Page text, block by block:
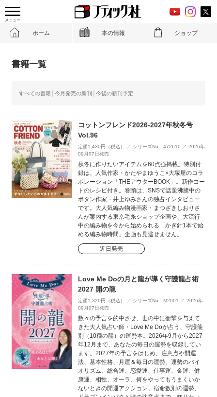
メニュー
ホーム 本の情報 ショップ
書籍一覧
すべての書籍 今月発売の新刊 今後の新刊予定
コットンフレンド2026-2027年秋冬号
Vol.96
定価1,430円（税込） ／ シリーズNo：472610 ／ 2026年
09月07日発売
秋冬に作りたいアイテムを60点強掲載。特別付
録は、人気作家・かたやまゆうこ×大塚屋のコラ
ボレーション「THEアウターBOOK」。新作コー
トのレシピ付き。巻頭は、SNSで話題沸騰中の
ボタン作家・井上ゆみさんの独占インタビュー
です。大人気編み物漫画家・まつざきしおりさ
んが案内する東京毛糸ショップ企画や、大流行
中の編み物を今から始められる「かぎ針1本で始
める編み物時間」企画も見逃せません。
近日発売
Love Me Doの月と龍が導く守護龍占術
2027 開の龍
定価1,320円（税込） ／ シリーズNo：M2001 ／ 2026年
09月07日発売
数々の予言を的中させ、世の中に衝撃を与えて
きた大人気占い師・Love Me Doが占う、守護龍
別（10種の龍）の運勢本。2026年9月から2027
年12月まで、あなたの毎日の運勢を収録してい
ます。2027年の予言をはじめ、注意点や開運
法、基本性格、月運＆毎日の運勢、運勢のバイ
オリズム、総合運、恋愛運、仕事運、金運、健
康運、相性、オーラ、何をやってもうまくいか
ないときの開運アクション、宿命数別の運勢、